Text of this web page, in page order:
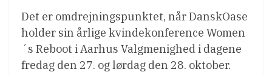
Det er omdrejningspunktet, når DanskOase
holder sin årlige kvindekonference Women
´s Reboot i Aarhus Valgmenighed i dagene
fredag den 27. og lørdag den 28. oktober.